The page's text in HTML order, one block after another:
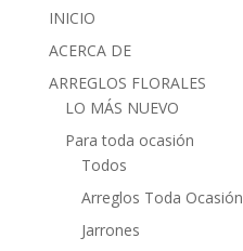
INICIO
ACERCA DE
ARREGLOS FLORALES
LO MÁS NUEVO
Para toda ocasión
Todos
Arreglos Toda Ocasión
Jarrones